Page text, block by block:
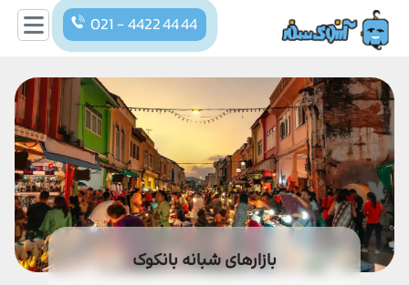
021 - 4422 44 44
بازارهای شبانه بانکوک